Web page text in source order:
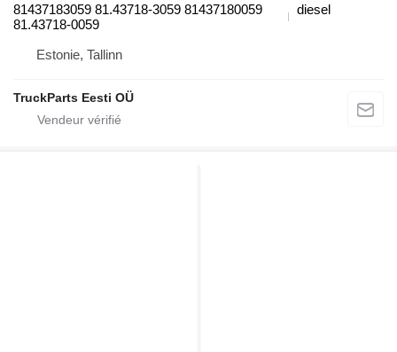
81437183059 81.43718-3059 81437180059
81.43718-0059
diesel
Estonie, Tallinn
TruckParts Eesti OÜ